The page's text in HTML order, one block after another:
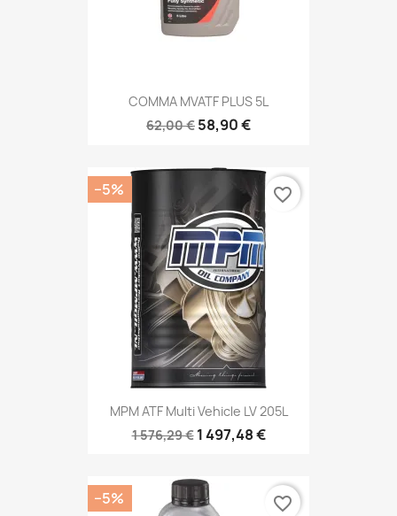
COMMA MVATF PLUS 5L
62,00 € 58,90 €
MPM ATF Multi Vehicle LV 205L
1 576,29 € 1 497,48 €
−5% favorite_border
−5% favorite_border